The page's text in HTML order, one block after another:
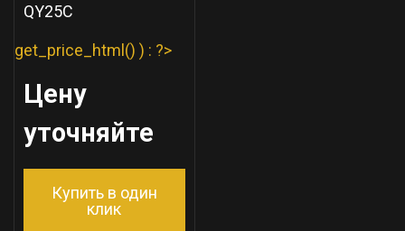
QY25C
get_price_html() ) : ?>
Цену
уточняйте
Купить в один
клик